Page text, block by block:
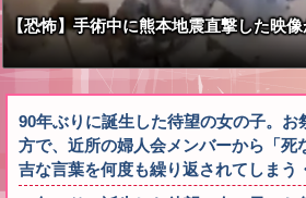
【恐怖】手術中に熊本地震直撃した映
90年ぶりに誕生した待望の女の子。お
方で、近所の婦人会メンバーから「死
吉な言葉を何度も繰り返されてしまう